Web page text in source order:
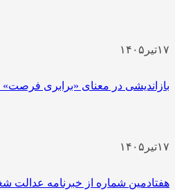
۱۷تیر ۱۴۰۵
بازاندیشی در معنای «برابری فرصت»
۱۷تیر ۱۴۰۵
هفتادمین شماره از خبرنامه عدالت